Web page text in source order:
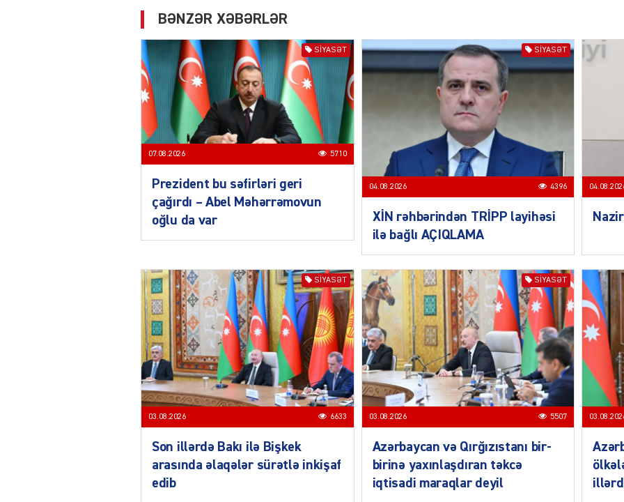
ŞOU-
BƏNZƏR XƏBƏRLƏR
SIYASƏT
07.08.2026 5710
Prezident bu səfirləri geri
çağırdı – Abel Məhərrəmovun
oğlu da var
SIYASƏT
04.08.2026 4396
XİN rəhbərindən TRİPP layihəsi
ilə bağlı AÇIQLAMA
SIYASƏT
03.08.2026 6633
Son illərdə Bakı ilə Bişkek
arasında əlaqələr sürətlə inkişaf
edib
SIYASƏT
03.08.2026 5507
Azərbaycan və Qırğızıstanı bir-
birinə yaxınlaşdıran təkcə
iqtisadi maraqlar deyil